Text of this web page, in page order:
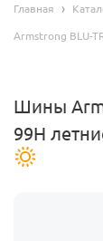
Главная
Armstrong BLU-
Шины
99H